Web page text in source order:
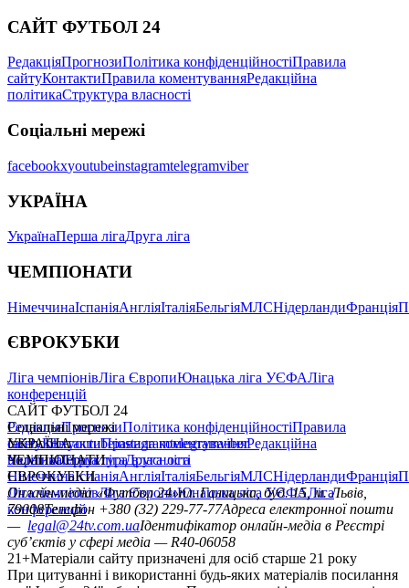
САЙТ ФУТБОЛ 24
РедакціяПрогнозиПолітика конфіденційностіПравила
сайтуКонтактиПравила коментуванняРедакційна
політикаСтруктура власності
Соціальні мережі
facebookxyoutubeinstagramtelegramviber
УКРАЇНА
УкраїнаПерша лігаДруга ліга
ЧЕМПІОНАТИ
НімеччинаІспаніяАнгліяІталіяБельгіяМЛСНідерландиФранція
ЄВРОКУБКИ
Ліга чемпіонівЛіга ЄвропиЮнацька ліга УЄФАЛіга
конференцій
САЙТ ФУТБОЛ 24
РедакціяПрогнозиПолітика конфіденційностіПравила
сайтуКонтактиПравила коментуванняРедакційна
політикаСтруктура власності
Соціальні мережі
facebookxyoutubeinstagramtelegramviber
УКРАЇНА
УкраїнаПерша лігаДруга ліга
ЧЕМПІОНАТИ
НімеччинаІспаніяАнгліяІталіяБельгіяМЛСНідерландиФранція
ЄВРОКУБКИ
Ліга чемпіонівЛіга ЄвропиЮнацька ліга УЄФАЛіга
конференцій
Онлайн-медіа «Футбол 24»пл. Галицька, буд. 15, м. Львів,
79008Телефон +380 (32) 229-77-77Адреса електронної пошти
— legal@24tv.com.uaІдентифікатор онлайн-медіа в Реєстрі
суб’єктів у сфері медіа — R40-06058
21+Матеріали сайту призначені для осіб старше 21 року
При цитуванні і використанні будь-яких матеріалів посилання